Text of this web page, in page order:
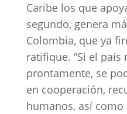
Caribe los que
segundo, genera
Colombia, que ya
ratifique. “Si el país
prontamente, se
en cooperación,
humanos, así